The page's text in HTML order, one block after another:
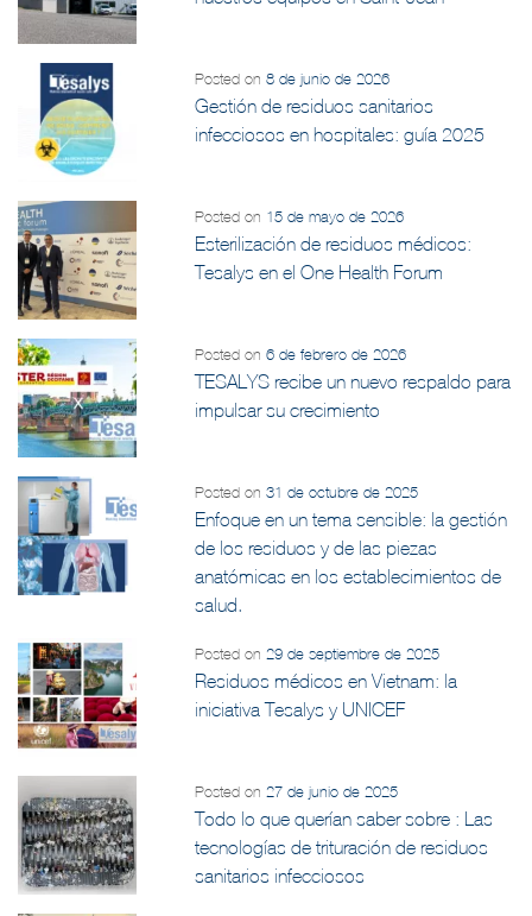
Posted on8 de junio de 2026
Gestión de residuos sanitarios
infecciosos en hospitales: guía 2025
Posted on 15 de mayo de 2026
Esterilización de residuos médicos:
Tesalys en el One Health Forum
Posted on6 de febrero de 2026
TESALYS recibe un nuevo respaldo para
impulsar su crecimiento
Posted on31 de octubre de 2025
Enfoque en un tema sensible: la gestión
de los residuos y de las piezas
anatómicas en los establecimientos de
salud.
Posted on 29 de septiembre de 2025
Residuos médicos en Vietnam: la
iniciativa Tesalys y UNICEF
Posted on 27 de junio de 2025
Todo lo que querían saber sobre : Las
tecnologías de trituración de residuos
sanitarios infecciosos